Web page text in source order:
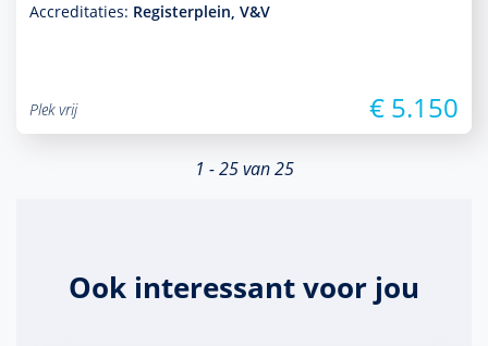
Accreditaties: Registerplein, V&V
Plek vrij € 5.150
1 - 25 van 25
Ook interessant voor jou